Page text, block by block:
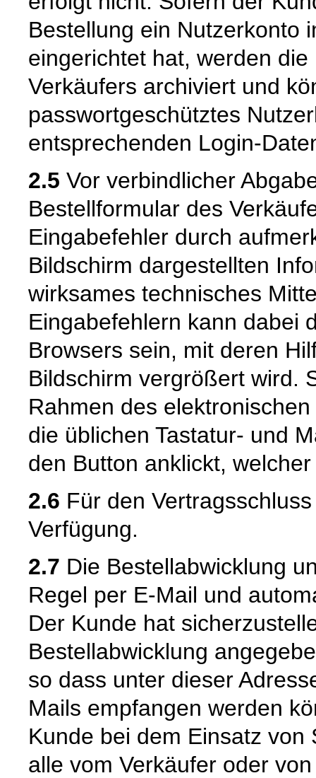
Bestellung ein Nutzerkonto
eingerichtet hat, werden
Verkäufers archiviert und
passwortgeschütztes
entsprechenden Login-
2.5 Vor verbindlicher
Bestellformular des
Eingabefehler durch
Bildschirm dargestellten
wirksames technisches
Eingabefehlern kann dabei
Browsers sein, mit deren
Bildschirm vergrößert wird.
Rahmen des
die üblichen Tastatur- und
den Button anklickt,
2.6 Für den
Verfügung.
2.7 Die Bestellabwicklung
Regel per E-Mail und
Der Kunde hat
Bestellabwicklung
so dass unter dieser
Mails empfangen werden
Kunde bei dem Einsatz
alle vom Verkäufer oder